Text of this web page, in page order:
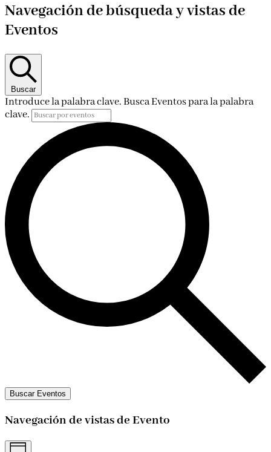
Eventos
en
21
21Europe/Madrid
abril
21Europe/Madrid
2025
Navegación de búsqueda y vistas de
Eventos
Buscar
Introduce la palabra clave. Busca Eventos para la palabra
clave.
Buscar Eventos
Navegación de vistas de Evento